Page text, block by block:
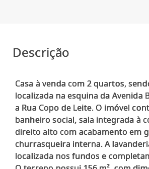
Descrição
Casa à venda com 2 quartos,
localizada na esquina da Avenida
a Rua Copo de Leite. O imóvel
banheiro social, sala integrada à
direito alto com acabamento em
churrasqueira interna. A
localizada nos fundos e